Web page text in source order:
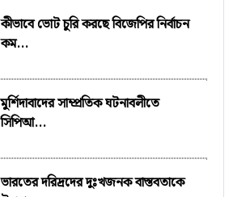
কীভাবে ভোট চুরি করছে বিজেপির নির্বাচন
কম...
মুর্শিদাবাদের সাম্প্রতিক ঘটনাবলীতে
সিপিআ...
ভারতের দরিদ্রদের দুঃখজনক বাস্তবতাকে